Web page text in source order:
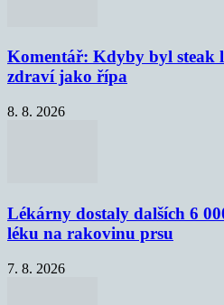
Komentář: Kdyby byl steak
zdraví jako řípa
8. 8. 2026
Lékárny dostaly dalších 6
léku na rakovinu prsu
7. 8. 2026